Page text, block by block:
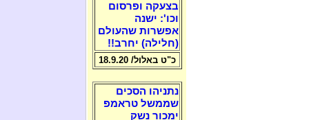
בצעקה ופרסום
וכו': ישנה
אפשרות שהעולם
(חלילה) יחרב!!
כ"ט באלול/ 18.9.20
נתניהו הסכים
שממשל טראמפ
ימכור נשק